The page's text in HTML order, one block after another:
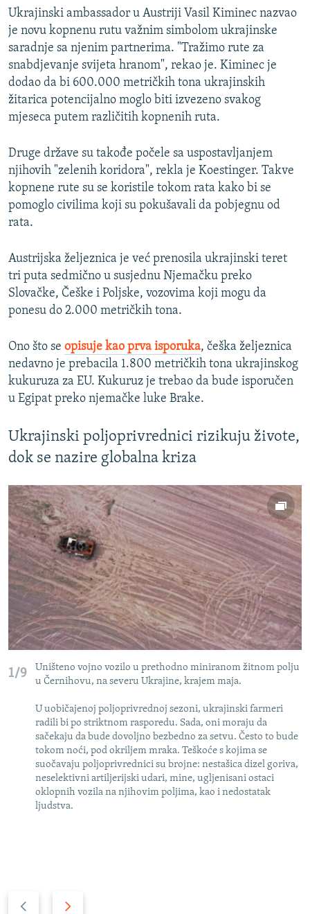
Ukrajinski ambassador u Austriji Vasil Kiminec nazvao
je novu kopnenu rutu važnim simbolom ukrajinske
saradnje sa njenim partnerima. "Tražimo rute za
snabdjevanje svijeta hranom", rekao je. Kiminec je
dodao da bi 600.000 metričkih tona ukrajinskih
žitarica potencijalno moglo biti izvezeno svakog
mjeseca putem različitih kopnenih ruta.
Druge države su takođe počele sa uspostavljanjem
njihovih "zelenih koridora", rekla je Koestinger. Takve
kopnene rute su se koristile tokom rata kako bi se
pomoglo civilima koji su pokušavali da pobjegnu od
rata.
Austrijska željeznica je već prenosila ukrajinski teret
tri puta sedmično u susjednu Njemačku preko
Slovačke, Češke i Poljske, vozovima koji mogu da
ponesu do 2.000 metričkih tona.
Ono što se opisuje kao prva isporuka, češka željeznica
nedavno je prebacila 1.800 metričkih tona ukrajinskog
kukuruza za EU. Kukuruz je trebao da bude isporučen
u Egipat preko njemačke luke Brake.
Ukrajinski poljoprivrednici rizikuju živote,
dok se nazire globalna kriza
1/9
Uništeno vojno vozilo u prethodno miniranom žitnom polju
u Černihovu, na severu Ukrajine, krajem maja.
U uobičajenoj poljoprivrednoj sezoni, ukrajinski farmeri
radili bi po striktnom rasporedu. Sada, oni moraju da
sačekaju da bude dovoljno bezbedno za setvu. Često to bude
tokom noći, pod okriljem mraka. Teškoće s kojima se
suočavaju poljoprivrednici su brojne: nestašica dizel goriva,
neselektivni artiljerijski udari, mine, ugljenisani ostaci
oklopnih vozila na njihovim poljima, kao i nedostatak
ljudstva.